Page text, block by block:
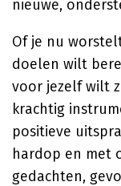
nieuwe,
Of je nu
doelen wilt
voor jezelf wilt
krachtig
positieve
hardop en met
gedachten,